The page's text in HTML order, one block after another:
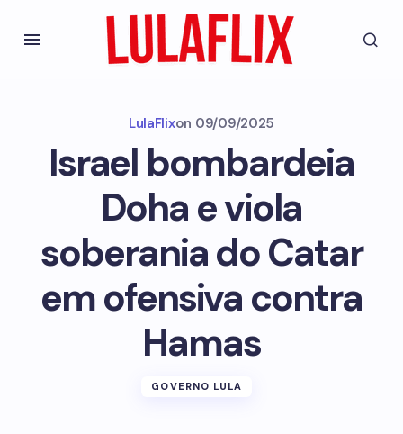
LulaFlixon 09/09/2025
Israel bombardeia
Doha e viola
soberania do Catar
em ofensiva contra
Hamas
GOVERNO LULA